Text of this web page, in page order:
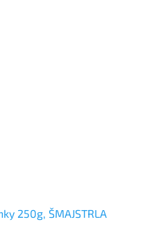
250g, ŠMAJSTRLA